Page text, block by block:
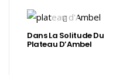
Dans La Solitude Du
Plateau D’Ambel